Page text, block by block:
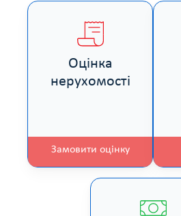
Оцінка
нерухомості
Замовити оцінку